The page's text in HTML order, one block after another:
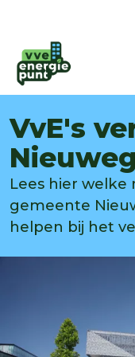
VvE's
Lees hier
gemeente
helpen bij het